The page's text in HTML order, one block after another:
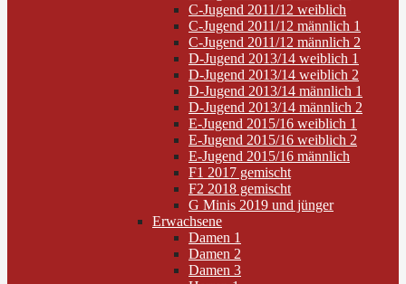
C-Jugend 2011/12 weiblich
C-Jugend 2011/12 männlich 1
C-Jugend 2011/12 männlich 2
D-Jugend 2013/14 weiblich 1
D-Jugend 2013/14 weiblich 2
D-Jugend 2013/14 männlich 1
D-Jugend 2013/14 männlich 2
E-Jugend 2015/16 weiblich 1
E-Jugend 2015/16 weiblich 2
E-Jugend 2015/16 männlich
F1 2017 gemischt
F2 2018 gemischt
G Minis 2019 und jünger
Erwachsene
Damen 1
Damen 2
Damen 3